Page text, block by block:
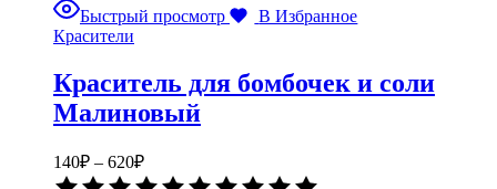
можно
странице
товара.
Быстрый просмотр
В Избранное
Красители
Краситель для бомбочек и соли
Малиновый
140₽ – 620₽Диапазон
цен: